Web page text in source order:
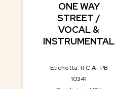
ONE WAY
STREET /
VOCAL &
INSTRUMENTAL
Etichetta: R C A- PB
10341